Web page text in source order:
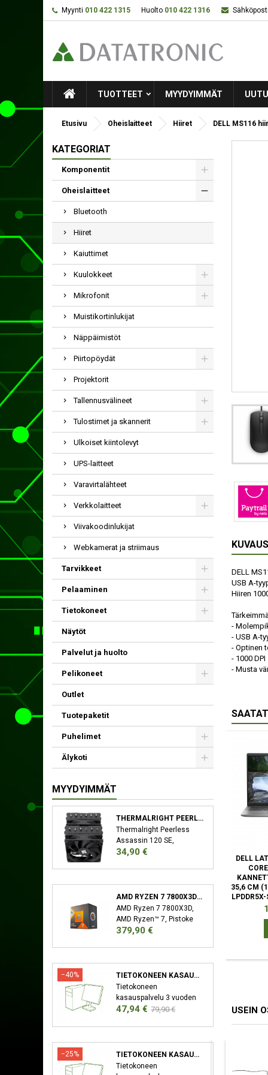
Myynti 010 422 1315 Huolto 010 422 1316
TUOTTEET MYYDYIMMÄT
Etusivu Oheislaitteet Hiiret DELL MS116
KATEGORIAT
Komponentit
Oheislaitteet
Bluetooth
Hiiret
Kaiuttimet
Kuulokkeet
Mikrofonit
Muistikortinlukijat
Näppäimistöt
Piirtopöydät
Projektorit
Tallennusvälineet
Tulostimet ja skannerit
Ulkoiset kiintolevyt
UPS-laitteet
Varavirtalähteet
Verkkolaitteet
Viivakoodinlukijat
Webkamerat ja striimaus
Tarvikkeet
Pelaaminen
Tietokoneet
Näytöt
Palvelut ja huolto
Pelikoneet
Outlet
Tuotepaketit
Puhelimet
Älykoti
MYYDYIMMÄT
THERMALRIGHT PEERLESS ASSASSIN 120 SE SUORITIN JÄÄHDYTYSLEVY/JÄÄHDYTIN 12 CM MUSTA
Thermalright Peerless
Assassin 120 SE,
Jäähdytyslevy/jäähdytin,
Hinta
34,90 €
AMD RYZEN 7 7800X3D SUORITIN 4,2 GHZ 96 MB L3 LAATIKKO
AMD Ryzen 7 7800X3D,
AMD Ryzen™ 7, Pistoke
AM5, 5 nm, AMD,
Hinta
379,90 €
−40%
TIETOKONEEN KASAUSPALVELU
Tietokoneen
kasauspalvelu 3 vuoden
takuu XMP/EXPO
Hinta
47,94 € Normaali
79,90 €
−25%
TIETOKONEEN KASAUSPALVELU SEKÄ KÄYTTÖJÄRJESTELMÄN ASENNUS
Tietokoneen
KUVAUS
DELL
USB A-
Hiiren
-
- USB A-
- Optinen
- 1000 DPI
- Musta
DELL
35,6 CM
USEIN